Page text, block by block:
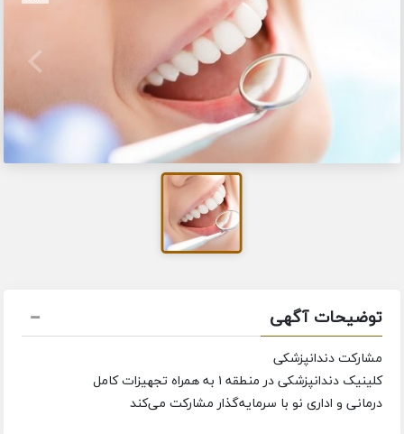
توضیحات آگهی
مشارکت دندانپزشکی
کلینیک دندانپزشکی در منطقه ۱ به همراه تجهیزات کامل
درمانی و اداری نو با سرمایه‌گذار مشارکت می‌کند